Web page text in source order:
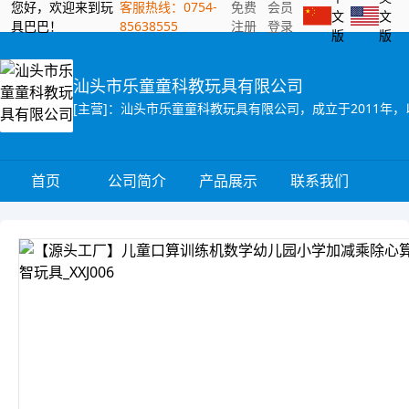
您好，欢迎来到玩
具巴巴！
客服热线：0754-
85638555
免费
注册
会员
登录
文
版
文
版
汕头市乐童童科教玩具有限公司
首页 公司简介 产品展示 联系我们